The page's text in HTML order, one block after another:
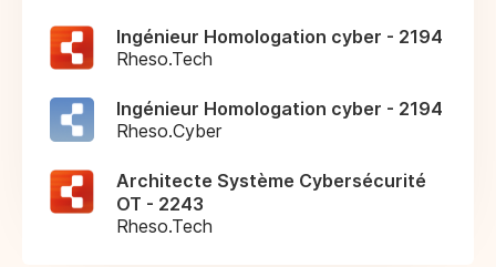
Ingénieur Homologation cyber - 2194
Rheso.Tech
Ingénieur Homologation cyber - 2194
Rheso.Cyber
Architecte Système Cybersécurité
OT - 2243
Rheso.Tech